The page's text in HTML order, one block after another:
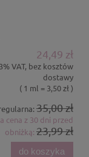
24,49 zł
VAT, bez kosztów
dostawy
( 1 ml = 3,50 zł )
35,00 zł
cena z 30 dni przed
obniżką: 23,99 zł
do koszyka